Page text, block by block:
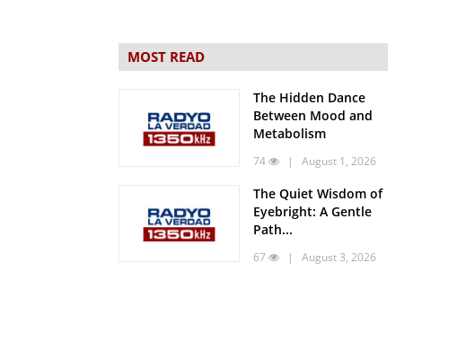
MOST READ
The Hidden Dance
Between Mood and
Metabolism
74 | August 1, 2026
The Quiet Wisdom of
Eyebright: A Gentle
Path...
67 | August 3, 2026